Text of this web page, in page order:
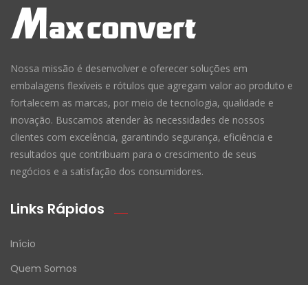
Nossa missão é desenvolver e oferecer soluções em
embalagens flexíveis e rótulos que agregam valor ao produto e
fortalecem as marcas, por meio de tecnologia, qualidade e
inovação. Buscamos atender às necessidades de nossos
clientes com excelência, garantindo segurança, eficiência e
resultados que contribuam para o crescimento de seus
negócios e a satisfação dos consumidores.
Links Rápidos
Início
Quem Somos